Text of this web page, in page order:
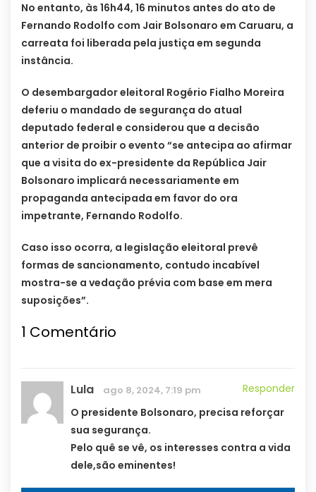
No entanto, às 16h44, 16 minutos antes do ato de
Fernando Rodolfo com Jair Bolsonaro em Caruaru, a
carreata foi liberada pela justiça em segunda
instância.
O desembargador eleitoral Rogério Fialho Moreira
deferiu o mandado de segurança do atual
deputado federal e considerou que a decisão
anterior de proibir o evento “se antecipa ao afirmar
que a visita do ex-presidente da República Jair
Bolsonaro implicará necessariamente em
propaganda antecipada em favor do ora
impetrante, Fernando Rodolfo.
Caso isso ocorra, a legislação eleitoral prevê
formas de sancionamento, contudo incabível
mostra-se a vedação prévia com base em mera
suposições”.
1 Comentário
Lula ago 8, 2024, 7:19 pm
Responder
O presidente Bolsonaro, precisa reforçar
sua segurança.
Pelo quê se vê, os interesses contra a vida
dele,são eminentes!